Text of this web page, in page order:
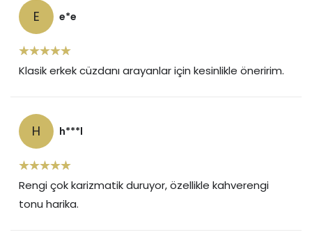
E e*e
Klasik erkek cüzdanı arayanlar için kesinlikle öneririm.
H h***l
Rengi çok karizmatik duruyor, özellikle kahverengi
tonu harika.